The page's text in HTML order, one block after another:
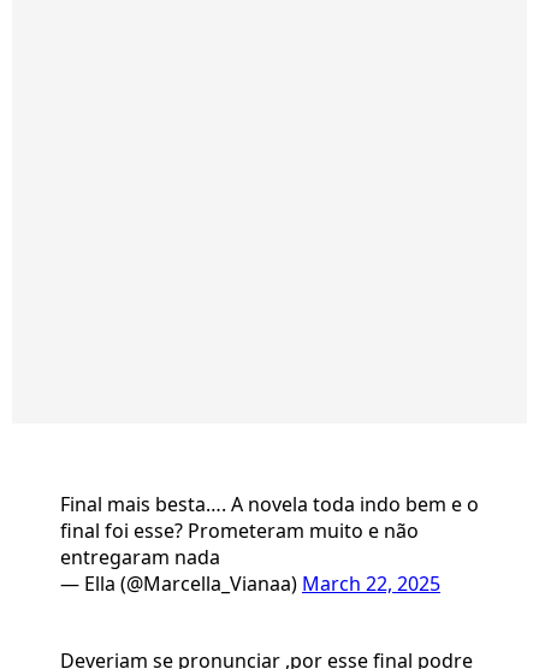
Final mais besta…. A novela toda indo bem e o
final foi esse? Prometeram muito e não
entregaram nada
— Ella (@Marcella_Vianaa) March 22, 2025
Deveriam se pronunciar ,por esse final podre